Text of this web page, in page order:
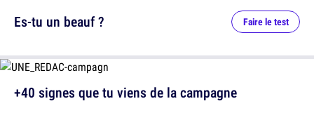
Es-tu un beauf ? Faire le test
+40 signes que tu viens de la campagne